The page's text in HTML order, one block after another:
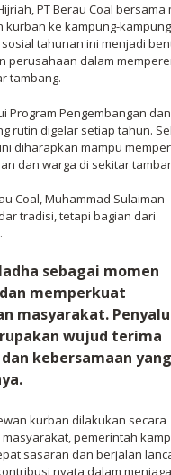
PT Berau Coal bersama
ke kampung-kampung
tahunan ini menjadi
perusahaan dalam
tambang.
Program Pengembangan dan
rutin digelar setiap tahun.
diharapkan mampu
dan warga di sekitar
Coal, Muhammad Sulaiman
tradisi, tetapi bagian dari
sebagai momen
memperkuat
masyarakat.
wujud terima
kebersamaan yang
kurban dilakukan secara
pemerintah
sasaran dan berjalan
nyata dalam menjaga